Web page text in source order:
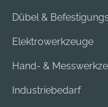
Dübel &
Elektrowerkzeuge
Hand- &
Industriebedarf